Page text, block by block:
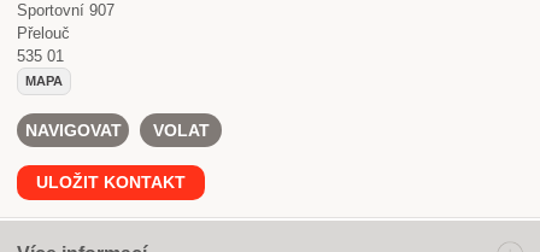
Sportovní 907
Přelouč
535 01
MAPA
NAVIGOVAT VOLAT
ULOŽIT KONTAKT